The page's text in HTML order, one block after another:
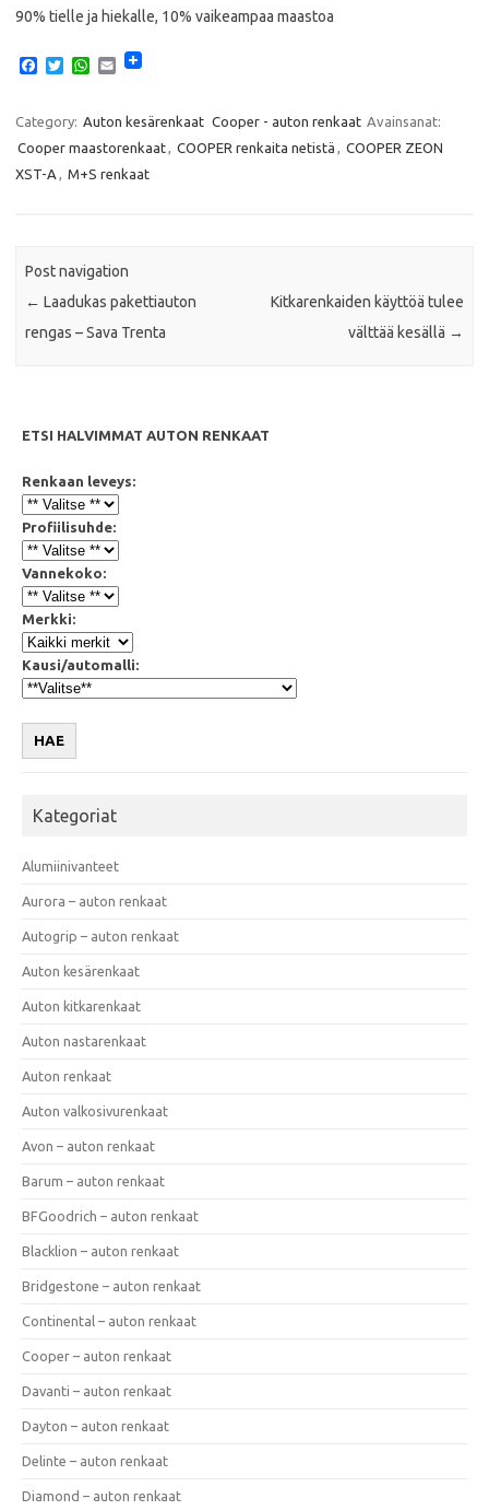
90% tielle ja hiekalle, 10% vaikeampaa maastoa
e
b
o
o
T
t
t
e
r
W
t
A
p
E
i
Category: Auton kesärenkaat Cooper - auton renkaat Avainsanat:
Cooper maastorenkaat, COOPER renkaita netistä , COOPER ZEON
XST-A , M+S renkaat
Post navigation
← Laadukas pakettiauton
rengas – Sava Trenta
Kitkarenkaiden käyttöä tulee
välttää kesällä →
ETSI HALVIMMAT AUTON RENKAAT
Renkaan leveys:
Profiilisuhde:
Vannekoko:
Merkki:
Kausi/automalli:
HAE
Kategoriat
Alumiinivanteet
Aurora – auton renkaat
Autogrip – auton renkaat
Auton kesärenkaat
Auton kitkarenkaat
Auton nastarenkaat
Auton renkaat
Auton valkosivurenkaat
Avon – auton renkaat
Barum – auton renkaat
BFGoodrich – auton renkaat
Blacklion – auton renkaat
Bridgestone – auton renkaat
Continental – auton renkaat
Cooper – auton renkaat
Davanti – auton renkaat
Dayton – auton renkaat
Delinte – auton renkaat
Diamond – auton renkaat